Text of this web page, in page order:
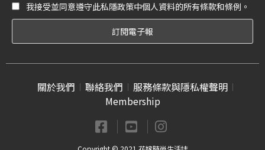
我接受並同意遵守此私隱政策中個人資料的所有條款和條例。
關於我們 聯絡我們
服務條款與隱私權聲明
Membership